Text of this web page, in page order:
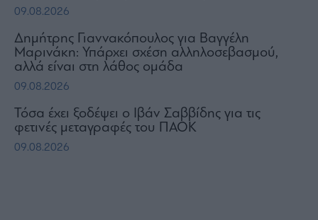
09.08.2026
Δημήτρης Γιαννακόπουλος για Βαγγέλη
Μαρινάκη: Υπάρχει σχέση αλληλοσεβασμού,
αλλά είναι στη λάθος ομάδα
09.08.2026
Τόσα έχει ξοδέψει ο Ιβάν Σαββίδης για τις
φετινές μεταγραφές του ΠΑΟΚ
09.08.2026